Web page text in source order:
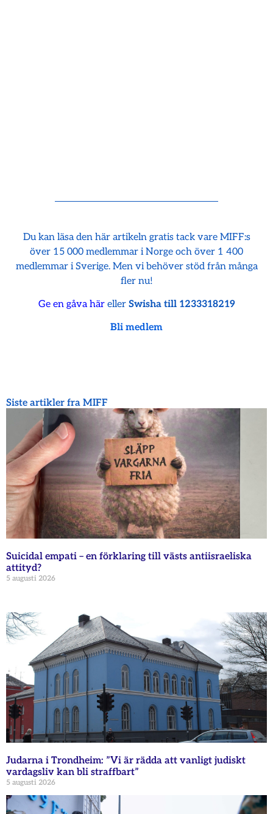
Du kan läsa den här artikeln gratis tack vare MIFF:s
över 15 000 medlemmar i Norge och över 1 400
medlemmar i Sverige. Men vi behöver stöd från många
fler nu!
Ge en gåva häreller Swisha till 1233318219
Bli medlem
Siste artikler fra MIFF
Suicidal empati – en förklaring till västs antiisraeliska
attityd?
5 augusti 2026
Judarna i Trondheim: ”Vi är rädda att vanligt judiskt
vardagsliv kan bli straffbart”
5 augusti 2026